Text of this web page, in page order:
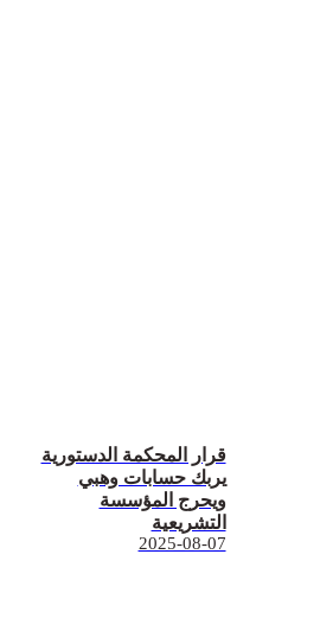
قرار المحكمة الدستورية
يربك حسابات وهبي
ويحرج المؤسسة
التشريعية
2025-08-07